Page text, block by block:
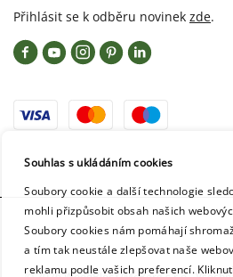
Přihlásit se k odběru novinek zde.
Souhlas s ukládáním cookies
Soubory cookie a další technologie
mohli přizpůsobit obsah našich
Soubory cookies nám pomáhají
a tím tak neustále zlepšovat naše
reklamu podle vašich preferencí.